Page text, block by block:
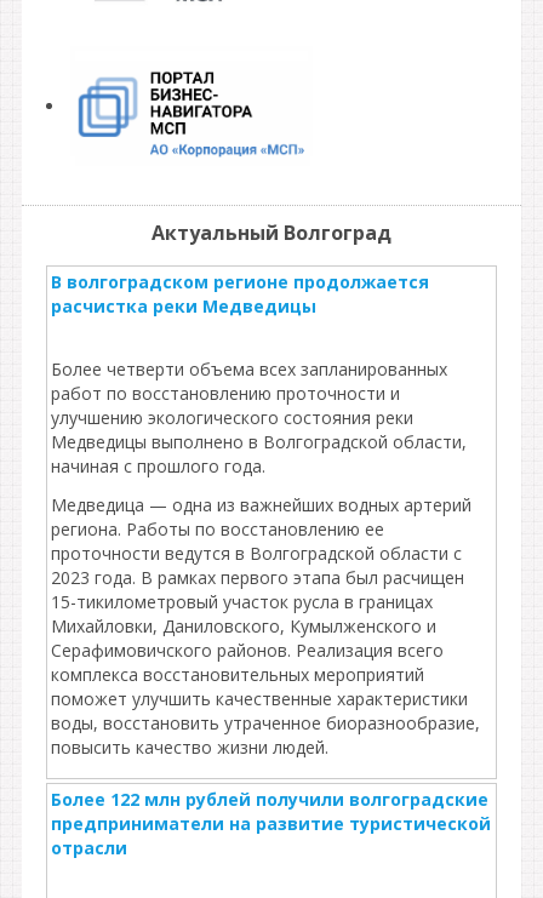
Актуальный Волгоград
В волгоградском регионе продолжается
расчистка реки Медведицы
Более четверти объема всех запланированных
работ по восстановлению проточности и
улучшению экологического состояния реки
Медведицы выполнено в Волгоградской области,
начиная с прошлого года.
Медведица — одна из важнейших водных артерий
региона. Работы по восстановлению ее
проточности ведутся в Волгоградской области с
2023 года. В рамках первого этапа был расчищен
15-тикилометровый участок русла в границах
Михайловки, Даниловского, Кумылженского и
Серафимовичского районов. Реализация всего
комплекса восстановительных мероприятий
поможет улучшить качественные характеристики
воды, восстановить утраченное биоразнообразие,
повысить качество жизни людей.
Более 122 млн рублей получили волгоградские
предприниматели на развитие туристической
отрасли